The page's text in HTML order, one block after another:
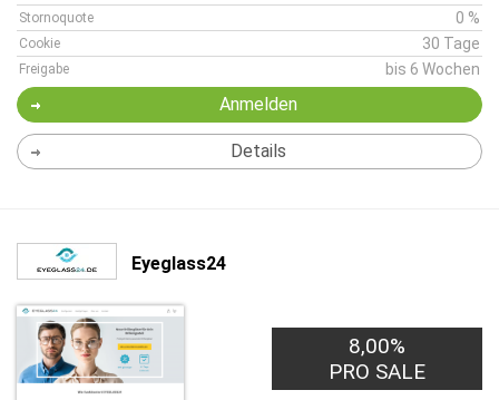
Stornoquote 0 %
Cookie 30 Tage
Freigabe bis 6 Wochen
Anmelden
Details
Eyeglass24
8,00%
PRO SALE